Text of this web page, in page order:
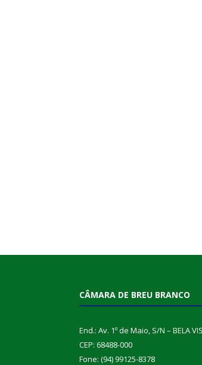
CÂMARA DE BREU BRANCO
End.: Av. 1º de Maio, S/N – BELA
CEP: 68488-000
Fone: (94) 99125-8378